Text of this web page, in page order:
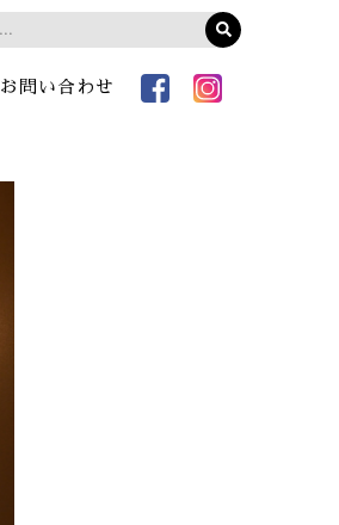
お問い合わせ